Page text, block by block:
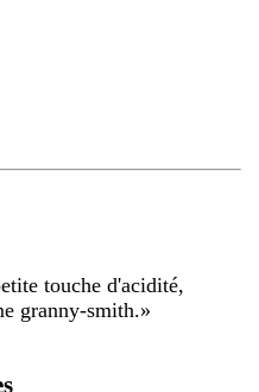
touche d'acidité,
granny-smith.»